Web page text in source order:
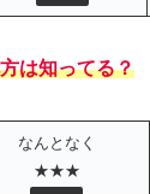
は知ってる？
なんとなく
★★★